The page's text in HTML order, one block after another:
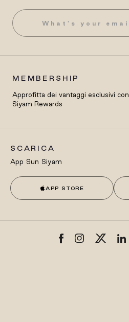
MEMBERSHIP
Approfitta dei vantaggi esclusivi con
Siyam Rewards
SCARICA
App Sun Siyam
APP STORE